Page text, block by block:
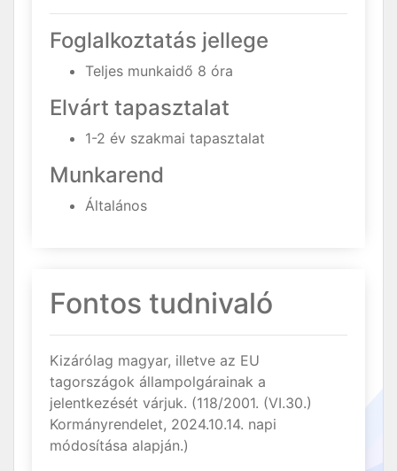
Foglalkoztatás jellege
Teljes munkaidő 8 óra
Elvárt tapasztalat
1-2 év szakmai tapasztalat
Munkarend
Általános
Fontos tudnivaló
Kizárólag magyar, illetve az EU
tagországok állampolgárainak a
jelentkezését várjuk. (118/2001. (VI.30.)
Kormányrendelet, 2024.10.14. napi
módosítása alapján.)